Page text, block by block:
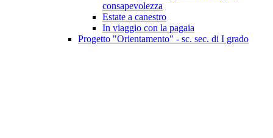
consapevolezza
Estate a canestro
In viaggio con la pagaia
Progetto "Orientamento" - sc. sec. di I grado